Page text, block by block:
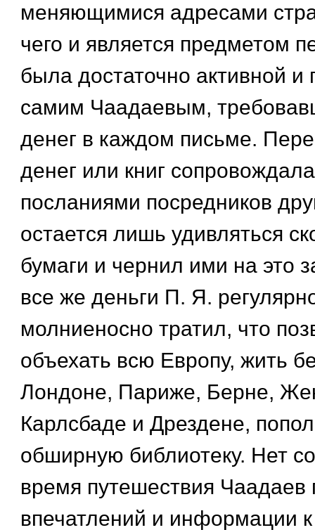
меняющимися адресами
чего и является предметом
была достаточно активной
самим Чаадаевым,
денег в каждом письме.
денег или книг
посланиями посредников
остается лишь удивляться
бумаги и чернил ими на это
все же деньги П. Я.
молниеносно тратил, что
объехать всю Европу, жить
Лондоне, Париже, Берне,
Карлсбаде и Дрездене,
обширную библиотеку. Нет
время путешествия Чаадаев
впечатлений и информации